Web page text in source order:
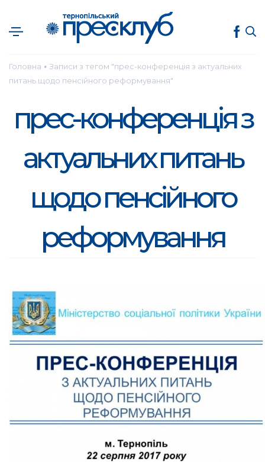
Головна ● Записи з тегом "прес-конференція з актуальних
питань щодо пенсійного реформування"
прес-конференція з
актуальних питань
щодо пенсійного
реформування